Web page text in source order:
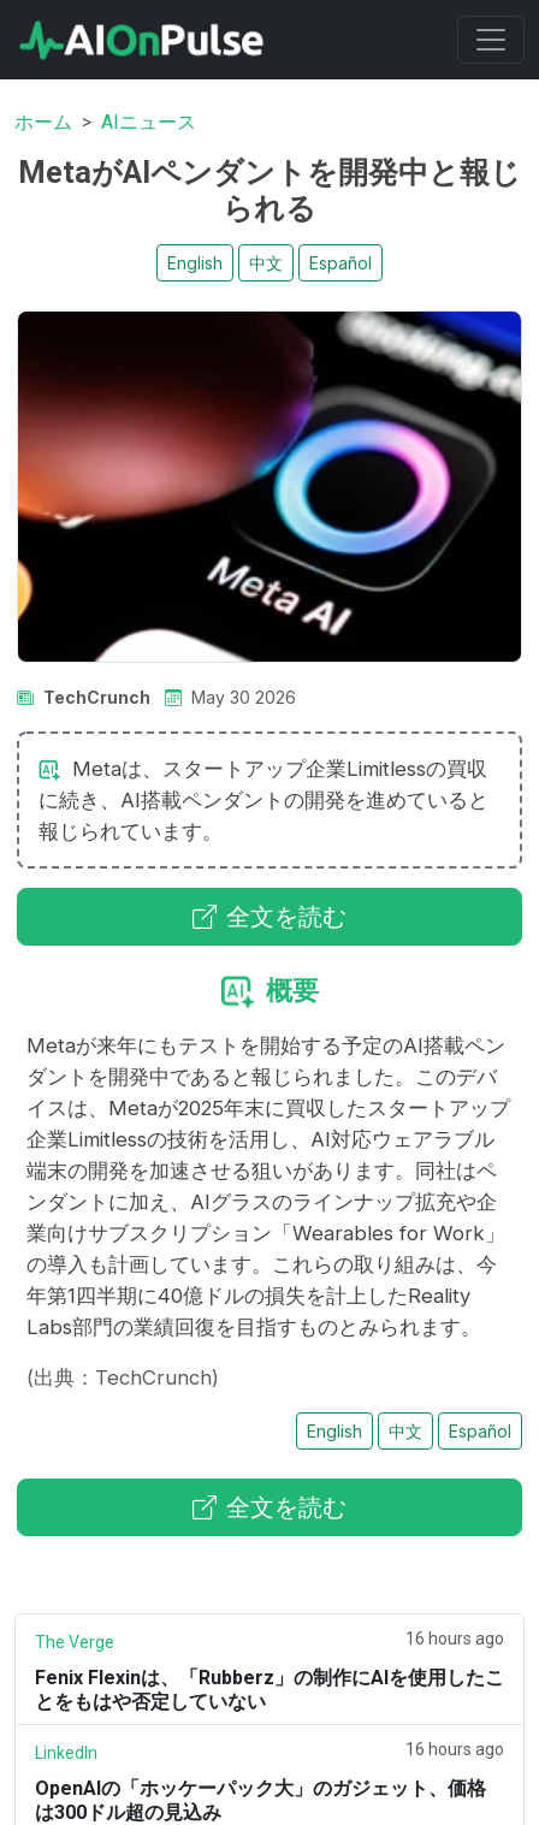
ホーム AIニュース
MetaがAIペンダントを開発中と報じ
られる
English 中文 Español
TechCrunch May 30 2026
Metaは、スタートアップ企業Limitlessの買収
に続き、AI搭載ペンダントの開発を進めていると
報じられています。
全文を読む
概要
Metaが来年にもテストを開始する予定のAI搭載ペン
ダントを開発中であると報じられました。このデバ
イスは、Metaが2025年末に買収したスタートアップ
企業Limitlessの技術を活用し、AI対応ウェアラブル
端末の開発を加速させる狙いがあります。同社はペ
ンダントに加え、AIグラスのラインナップ拡充や企
業向けサブスクリプション「Wearables for Work」
の導入も計画しています。これらの取り組みは、今
年第1四半期に40億ドルの損失を計上したReality
Labs部門の業績回復を目指すものとみられます。
(出典：TechCrunch)
English 中文 Español
全文を読む
The Verge 16 hours ago
Fenix Flexinは、「Rubberz」の制作にAIを使用したこ
とをもはや否定していない
LinkedIn 16 hours ago
OpenAIの「ホッケーパック大」のガジェット、価格
は300ドル超の見込み